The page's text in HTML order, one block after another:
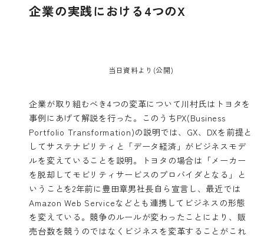
企業の実践における4つのX
当日資料より(公開)
企業が取り組むべき4つの変革について川村氏はトヨタを
事例にあげて解説を行った。このうちPX(Business
Portfolio Transformation)の説明では、GX、DXを前提と
してサステナビリティと「データ経済」がビジネスモデ
ルを変えていることを説明。トヨタの場合は「メーカー
を脱却してモビリティサービスのプロバイダとなる」と
いうことを2年前に豊田章男社長自ら宣言し、最近では
Amazon Web Serviceなどとも連携してビジネスの形態
を変えている。競争のルールが変わったことにより、販
売台数を競うのではなくビジネスを変革することがこれ